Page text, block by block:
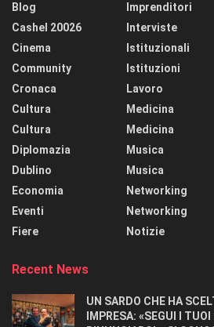
Blog
Cashel 20026
Cinema
Community
Cronaca
Cultura
Cultura
Diplomazia
Dublino
Economia
Eventi
Fiere
Imprenditori
Interviste
Istituzionali
Istituzioni
Lavoro
Medicina
Medicina
Musica
Musica
Networking
Networking
Notizie
Recent News
UN SARDO CHE HA
IMPRESA: «SEGUI I TUOI